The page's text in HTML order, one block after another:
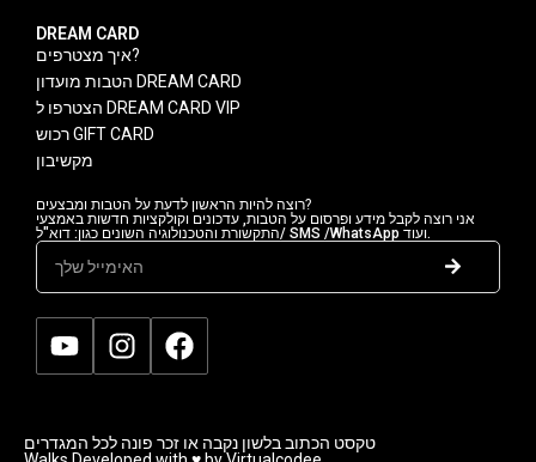
DREAM CARD
איך מצטרפים?
הטבות מועדון DREAM CARD
הצטרפו ל DREAM CARD VIP
רכוש GIFT CARD
מקשיבון
רוצה להיות הראשון לדעת על הטבות ומבצעים?
אני רוצה לקבל מידע ופרסום על הטבות, עדכונים וקולקציות חדשות באמצעי
התקשורת והטכנולוגיה השונים כגון: דוא"ל/ SMS /WhatsApp ועוד.
טקסט הכתוב בלשון נקבה או זכר פונה לכל המגדרים